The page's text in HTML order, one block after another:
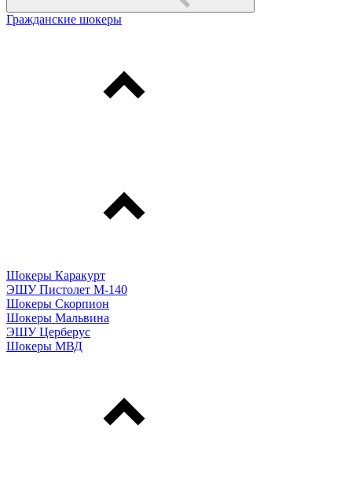
Гражданские шокеры
Шокеры Каракурт
ЭШУ Пистолет М-140
Шокеры Скорпион
Шокеры Мальвина
ЭШУ Церберус
Шокеры МВД